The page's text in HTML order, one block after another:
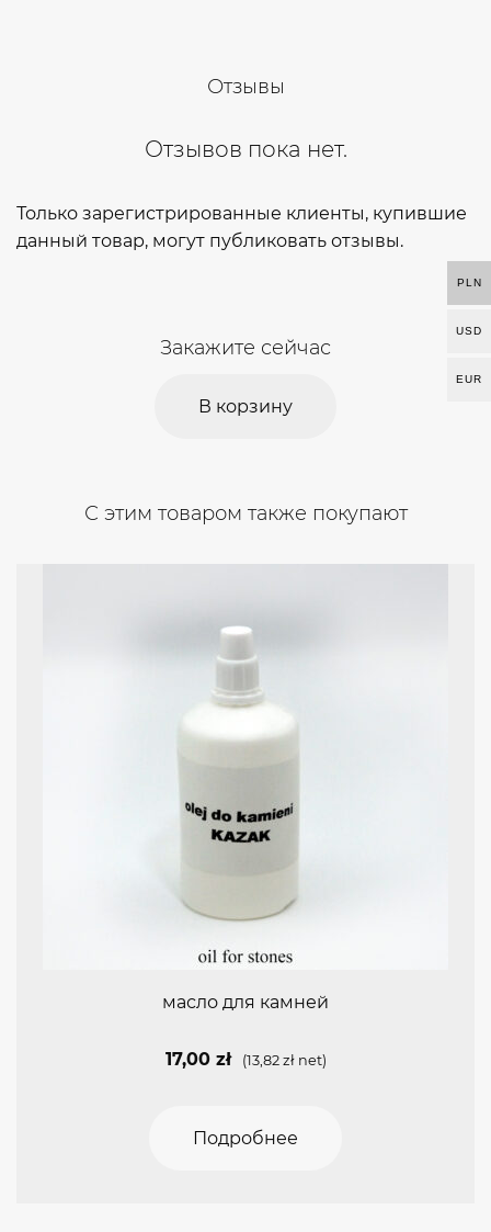
Отзывы
Отзывов пока нет.
Только зарегистрированные клиенты, купившие
данный товар, могут публиковать отзывы.
Закажите сейчас
В корзину
С этим товаром также покупают
масло для камней
17,00 zł (13,82 złnet)
Подробнее
PLN
USD
EUR